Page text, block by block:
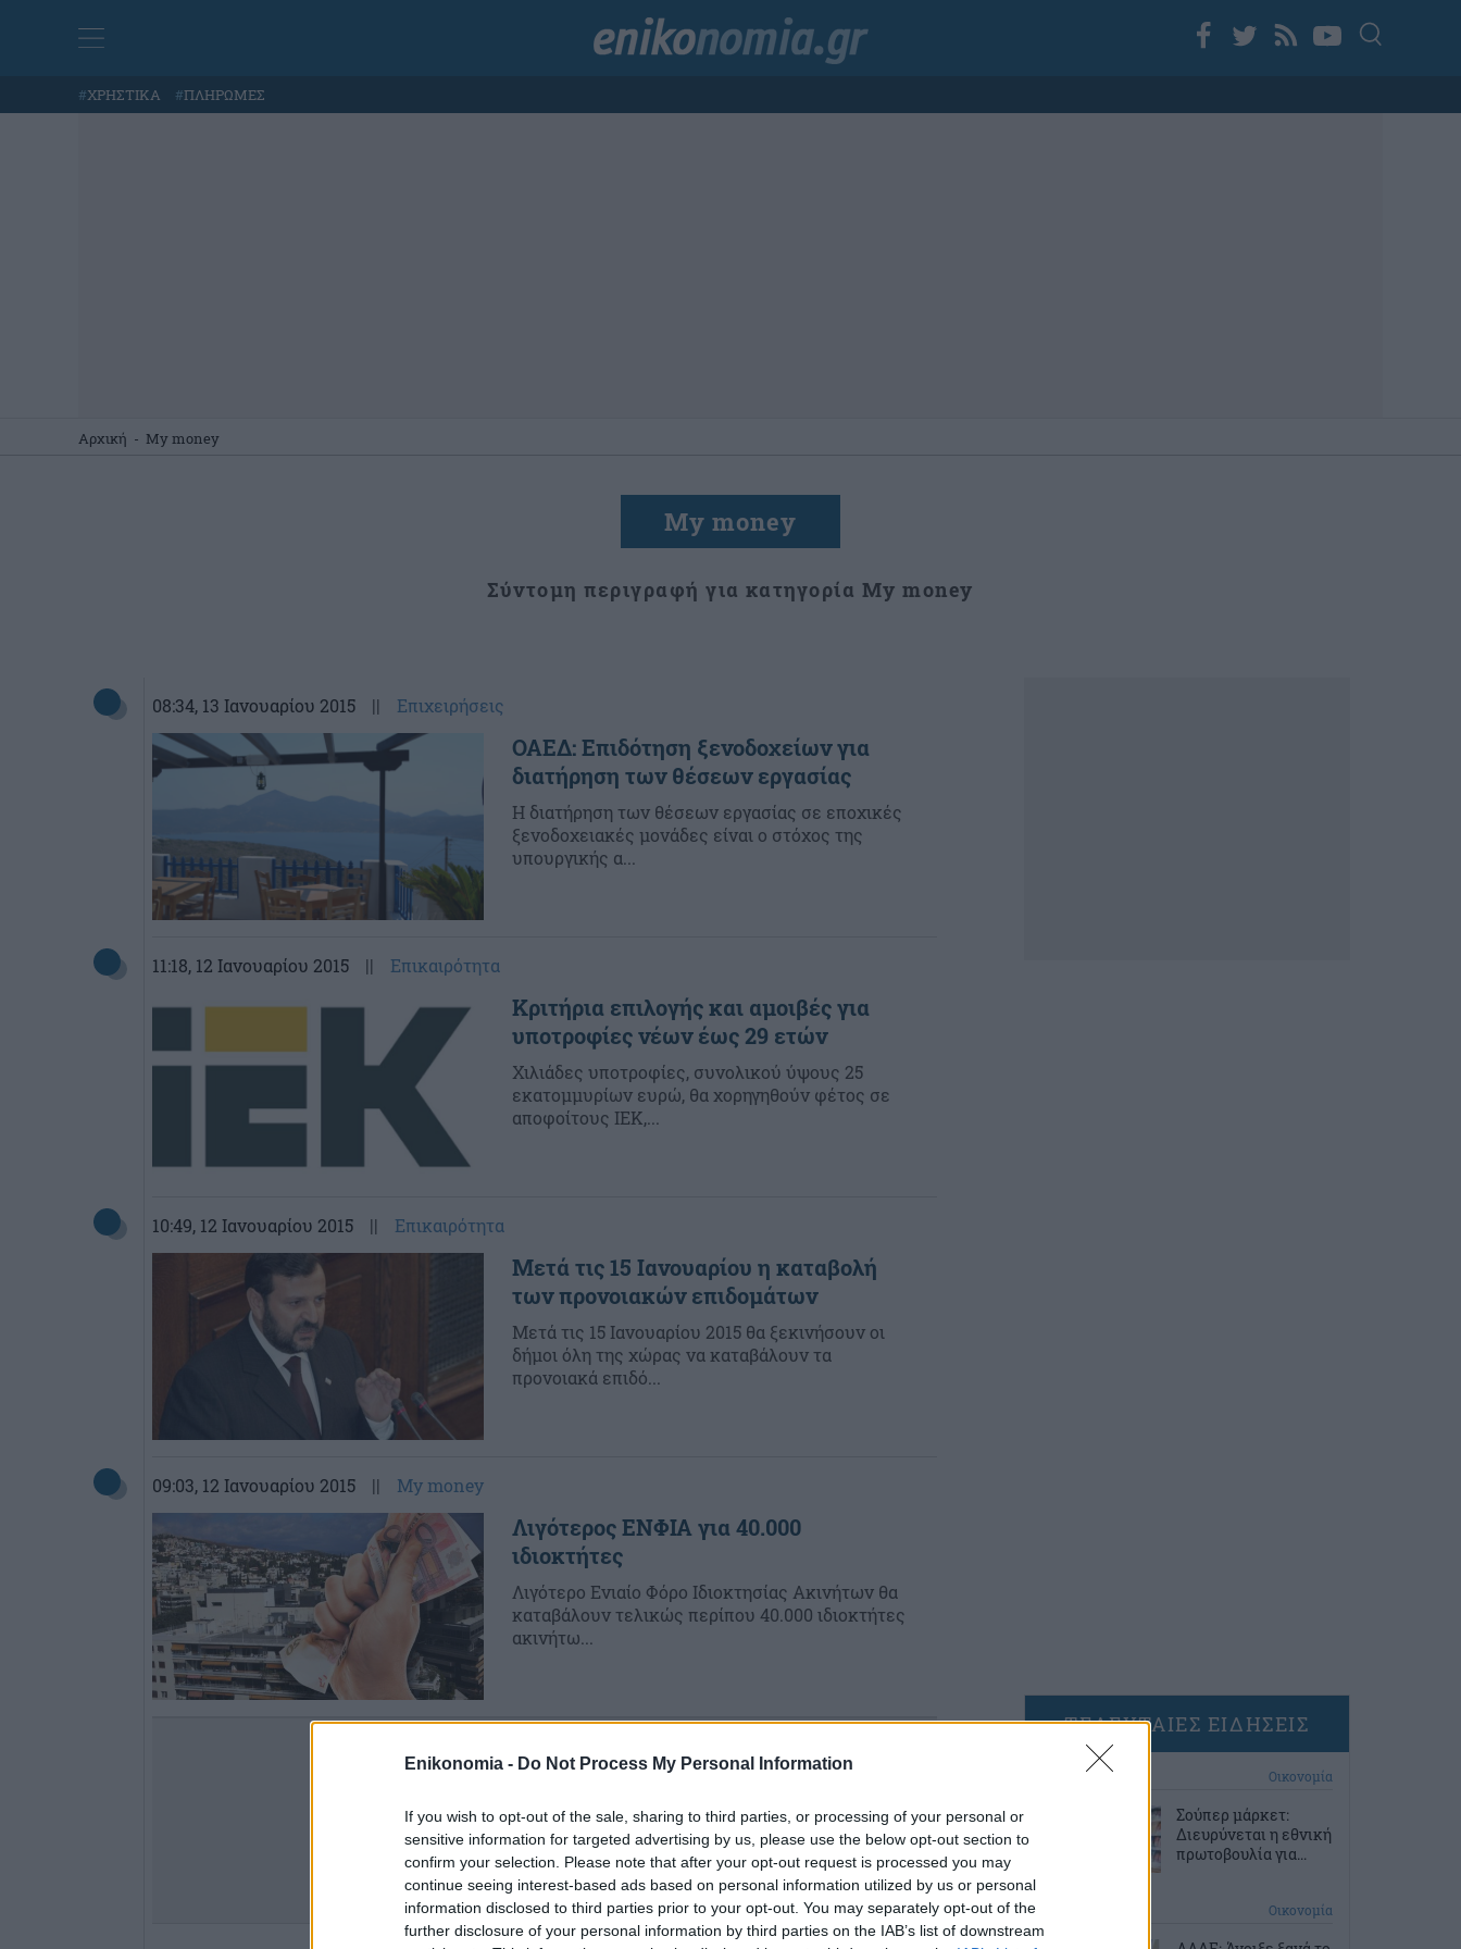
Enikonomia - Do Not Process My Personal Information
If you wish to opt-out of the sale, sharing to third parties, or processing of your personal or
sensitive information for targeted advertising by us, please use the below opt-out section to
confirm your selection. Please note that after your opt-out request is processed you may
continue seeing interest-based ads based on personal information utilized by us or personal
information disclosed to third parties prior to your opt-out. You may separately opt-out of the
further disclosure of your personal information by third parties on the IAB’s list of downstream
#ΧΡΗΣΤΙΚΑ #ΠΛΗΡΩΜΕΣ
Αρχική - My money
My money
Σύντομη περιγραφή για κατηγορία My money
08:34, 13 Ιανουαρίου 2015 || Επιχειρήσεις
ΟΑΕΔ: Επιδότηση ξενοδοχείων για
διατήρηση των θέσεων εργασίας
Η διατήρηση των θέσεων εργασίας σε εποχικές
ξενοδοχειακές μονάδες είναι ο στόχος της
υπουργικής α...
11:18, 12 Ιανουαρίου 2015 || Επικαιρότητα
Κριτήρια επιλογής και αμοιβές για
υποτροφίες νέων έως 29 ετών
Χιλιάδες υποτροφίες, συνολικού ύψους 25
εκατομμυρίων ευρώ, θα χορηγηθούν φέτος σε
αποφοίτους ΙΕΚ,...
10:49, 12 Ιανουαρίου 2015 || Επικαιρότητα
Μετά τις 15 Ιανουαρίου η καταβολή
των προνοιακών επιδομάτων
Μετά τις 15 Ιανουαρίου 2015 θα ξεκινήσουν οι
δήμοι όλη της χώρας να καταβάλουν τα
προνοιακά επιδό...
09:03, 12 Ιανουαρίου 2015 || My money
Λιγότερος ΕΝΦΙΑ για 40.000
ιδιοκτήτες
Λιγότερο Ενιαίο Φόρο Ιδιοκτησίας Ακινήτων θα
καταβάλουν τελικώς περίπου 40.000 ιδιοκτήτες
ακινήτω...
ΤΕΛΕΥΤΑΙΕΣ ΕΙΔΗΣΕΙΣ
32 λεπτά πριν Οικονομία
Σούπερ μάρκετ:
Διευρύνεται η εθνική
πρωτοβουλία για...
Οικονομία